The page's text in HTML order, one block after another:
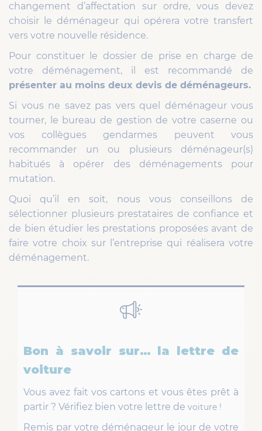
changement d’affectation sur ordre, vous devez
choisir le déménageur qui opérera votre transfert
vers votre nouvelle résidence.
Pour constituer le dossier de prise en charge de
votre déménagement, il est recommandé de
présenter au moins deux devis de déménageurs.
Si vous ne savez pas vers quel déménageur vous
tourner, le bureau de gestion de votre caserne ou
vos collègues gendarmes peuvent vous
recommander un ou plusieurs déménageur(s)
habitués à opérer des déménagements pour
mutation.
Quoi qu’il en soit, nous vous conseillons de
sélectionner plusieurs prestataires de confiance et
de bien étudier les prestations proposées avant de
faire votre choix sur l’entreprise qui réalisera votre
déménagement.
Bon à savoir sur… la lettre de
voiture
Vous avez fait vos cartons et vous êtes prêt à
partir ? Vérifiez bien votre lettre de voiture !
Remis par votre déménageur le jour de votre